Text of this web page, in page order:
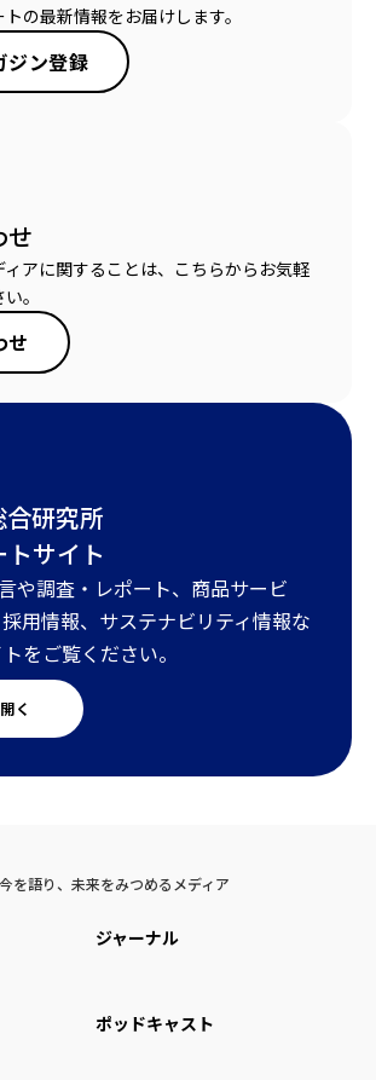
の最新情報をお届けします。
ジン登録
せ
アに関することは、こちらからお気軽
。
せ
合研究所
サイト
や調査・レポート、商品サービ
用情報、サステナビリティ情報な
をご覧ください。
く
を語り、未来をみつめるメディア
ジャーナル
ポッドキャスト